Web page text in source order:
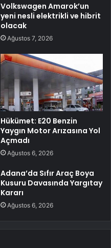
Volkswagen Amarok’un
yeni nesli elektrikli ve hibrit
olacak
Ağustos 7, 2026
Hükümet: E20 Benzin
Yaygın Motor Arızasına Yol
Açmadı
Ağustos 6, 2026
Adana’da Sıfır Araç Boya
Kusuru Davasında Yargıtay
Kararı
Ağustos 6, 2026